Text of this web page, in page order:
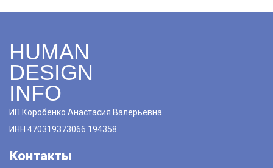
HUMAN
DESIGN
INFO
ИП Коробенко Анастасия Валерьевна
ИНН 470319373066 194358
Контакты